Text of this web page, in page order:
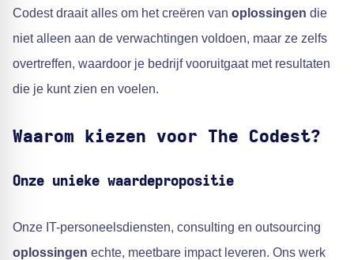
Codest draait alles om het creëren van oplossingen die
niet alleen aan de verwachtingen voldoen, maar ze zelfs
overtreffen, waardoor je bedrijf vooruitgaat met resultaten
die je kunt zien en voelen.
Waarom kiezen voor The Codest?
Onze unieke waardepropositie
Onze IT-personeelsdiensten, consulting en outsourcing
oplossingen echte, meetbare impact leveren. Ons werk